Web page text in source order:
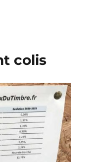
colis